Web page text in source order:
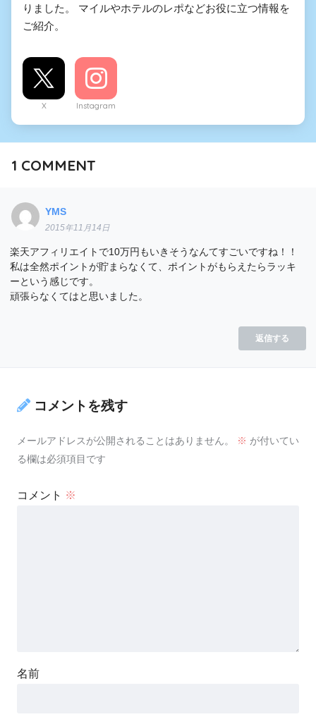
りました。 マイルやホテルのレポなどお役に立つ情報を
ご紹介。
X Instagram
1 COMMENT
YMS
2015年11月14日
楽天アフィリエイトで10万円もいきそうなんてすごいですね！！
私は全然ポイントが貯まらなくて、ポイントがもらえたらラッキ
ーという感じです。
頑張らなくてはと思いました。
返信する
コメントを残す
メールアドレスが公開されることはありません。 ※ が付いてい
る欄は必須項目です
コメント ※
名前